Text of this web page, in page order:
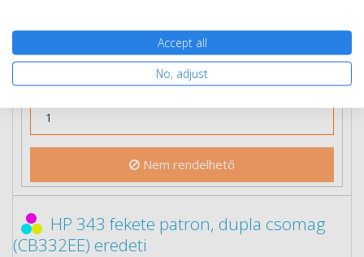
Rendelésre Mikor kapom meg?
Ingyenes szállítás
Nem rendelhető
HP 343 fekete patron, dupla csomag
(CB332EE) eredeti
Accept all
No, adjust